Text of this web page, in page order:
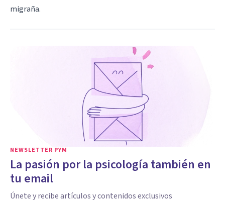
migraña.
NEWSLETTER PYM
La pasión por la psicología también en
tu email
Únete y recibe artículos y contenidos exclusivos